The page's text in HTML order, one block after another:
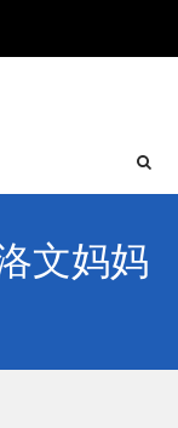
文妈妈